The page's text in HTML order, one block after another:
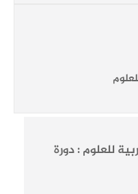
للعلوم : دورة